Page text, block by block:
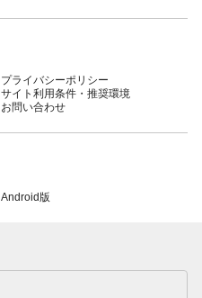
プライバシーポリシー
サイト利用条件・推奨環境
お問い合わせ
Android版